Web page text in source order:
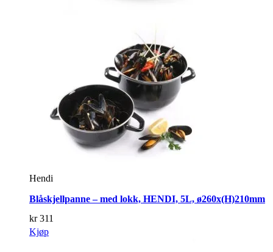
Hendi
Blåskjellpanne – med lokk, HENDI, 5L, ø260x(H)210mm
kr311
Kjøp